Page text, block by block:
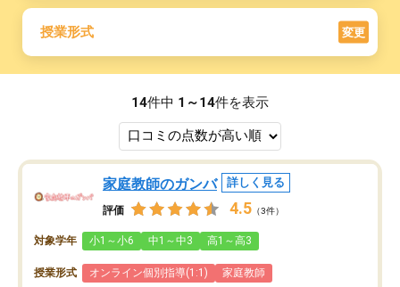
授業形式 変更
14件中 1～14件を表示
家庭教師のガンバ 詳しく見る
評価 4.5 （3件）
対象学年 小1～小6 中1～中3 高1～高3
授業形式 オンライン個別指導(1:1) 家庭教師